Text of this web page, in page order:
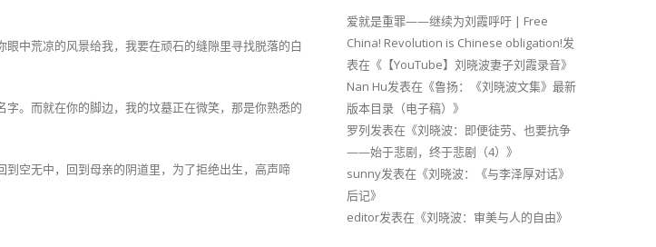
中荒凉的风景给我，我要在顽石的缝隙里寻找脱落的白
。而就在你的脚边，我的坟墓正在微笑，那是你熟悉的
空无中，回到母亲的阴道里，为了拒绝出生，高声啼
爱就是重罪——继续为刘霞呼吁 | Free
China! Revolution is Chinese obligation!发
表在《【YouTube】刘晓波妻子刘霞录音》
Nan Hu发表在《鲁扬：《刘晓波文集》最新
版本目录（电子稿） 》
罗列发表在《刘晓波：即便徒劳、也要抗争
——始于悲剧，终于悲剧（4） 》
sunny发表在《刘晓波：《与李泽厚对话》
后记》
editor发表在《刘晓波：审美与人的自由》